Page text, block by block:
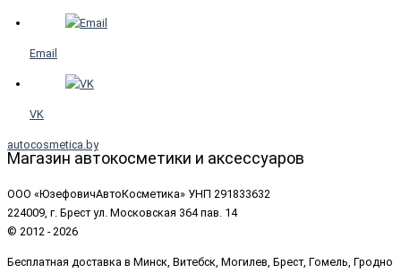
Email
VK
autocosmetica.by
Магазин автокосметики и аксессуаров
ООО «ЮзефовичАвтоКосметика» УНП 291833632
224009, г. Брест ул. Московская 364 пав. 14
© 2012 - 2026
Бесплатная доставка в Минск, Витебск, Могилев, Брест, Гомель, Гродно